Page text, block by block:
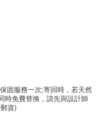
固服務一次;寄回時，若天然
時免費替換，請先與設計師
資)